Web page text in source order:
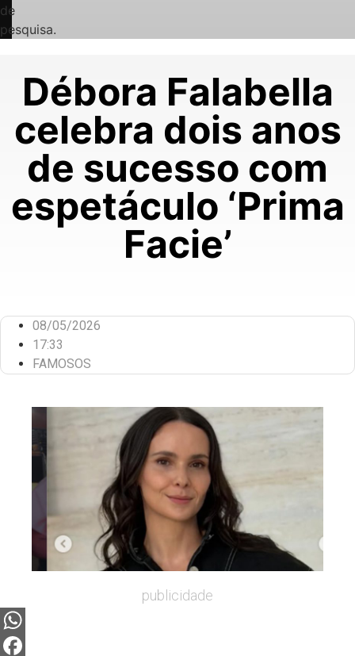
de
pesquisa.
Débora Falabella
celebra dois anos
de sucesso com
espetáculo ‘Prima
Facie’
08/05/2026
17:33
FAMOSOS
publicidade
WhatsApp